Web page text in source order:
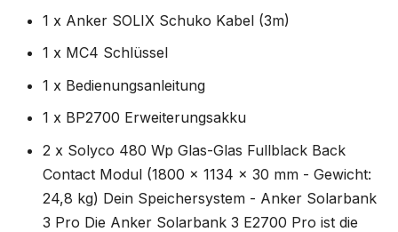
1 x Anker SOLIX Schuko Kabel (3m)
1 x MC4 Schlüssel
1 x Bedienungsanleitung
1 x BP2700 Erweiterungsakku
2 x Solyco 480 Wp Glas-Glas Fullblack Back
Contact Modul (1800 x 1134 x 30 mm - Gewicht:
24,8 kg) Dein Speichersystem - Anker Solarbank
3 Pro Die Anker Solarbank 3 E2700 Pro ist die